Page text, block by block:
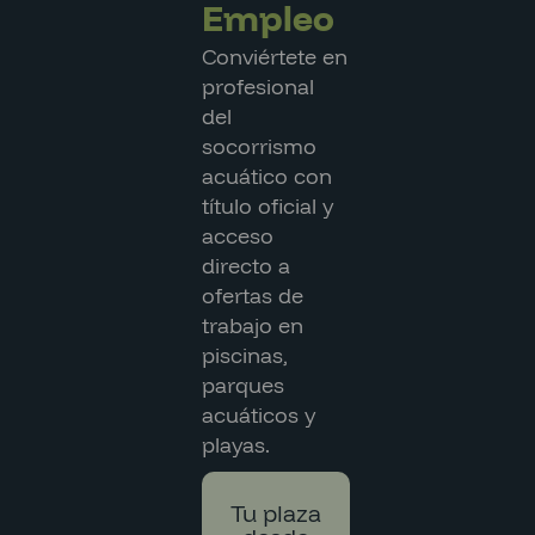
Empleo
Conviértete en
profesional
del
socorrismo
acuático con
título oficial y
acceso
directo a
ofertas de
trabajo en
piscinas,
parques
acuáticos y
playas.
Tu plaza